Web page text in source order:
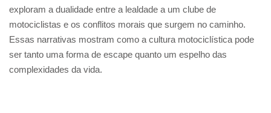
exploram a dualidade entre a lealdade a um clube de
motociclistas e os conflitos morais que surgem no caminho.
Essas narrativas mostram como a cultura motociclística pode
ser tanto uma forma de escape quanto um espelho das
complexidades da vida.